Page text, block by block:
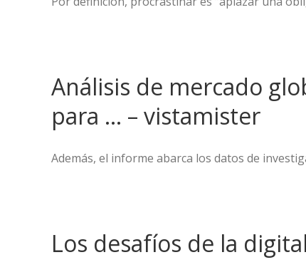
Análisis de mercado
para … – vistamister
Además, el informe abarca los datos de
Los desafíos de la